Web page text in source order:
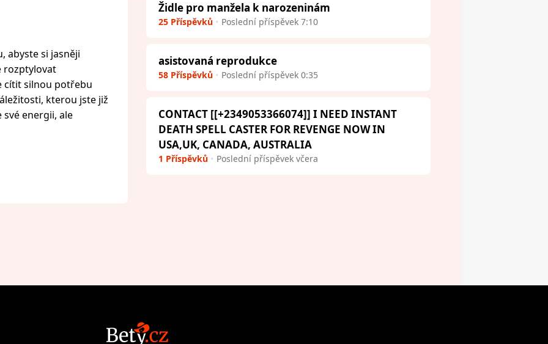
abyste si jasněji
rozptylovat
cítit silnou potřebu
kterou jste již
energii, ale
Židle pro manžela k narozeninám
25 Příspěvků Poslední příspěvek 7:10
asistovaná reprodukce
58 Příspěvků Poslední příspěvek 0:35
CONTACT [[+2349053366074]] I NEED INSTANT
DEATH SPELL CASTER FOR REVENGE NOW IN
USA,UK, CANADA, AUSTRALIA
1 Příspěvků Poslední příspěvek včera